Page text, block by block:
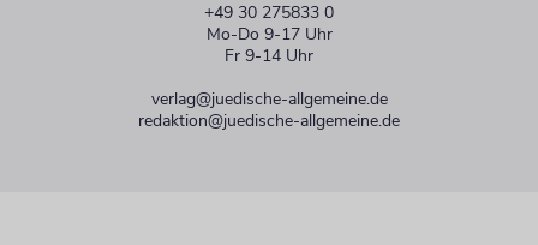
+49 30 275833 0
Mo-Do 9-17 Uhr
Fr 9-14 Uhr
verlag@juedische-allgemeine.de
redaktion@juedische-allgemeine.de